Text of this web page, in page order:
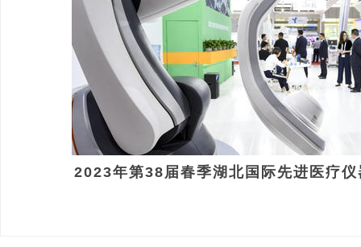
2023年第38届春季湖北 国际先进医疗仪